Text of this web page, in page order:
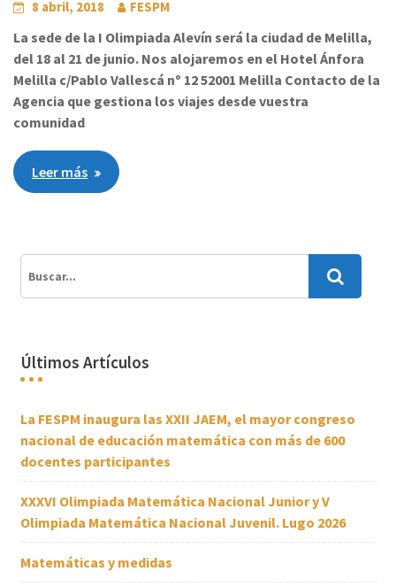
8 abril, 2018 FESPM
La sede de la I Olimpiada Alevín será la ciudad de Melilla,
del 18 al 21 de junio. Nos alojaremos en el Hotel Ánfora
Melilla c/Pablo Vallescá nº 12 52001 Melilla Contacto de la
Agencia que gestiona los viajes desde vuestra
comunidad
Leer más
Últimos Artículos
La FESPM inaugura las XXII JAEM, el mayor congreso
nacional de educación matemática con más de 600
docentes participantes
XXXVI Olimpiada Matemática Nacional Junior y V
Olimpiada Matemática Nacional Juvenil. Lugo 2026
Matemáticas y medidas